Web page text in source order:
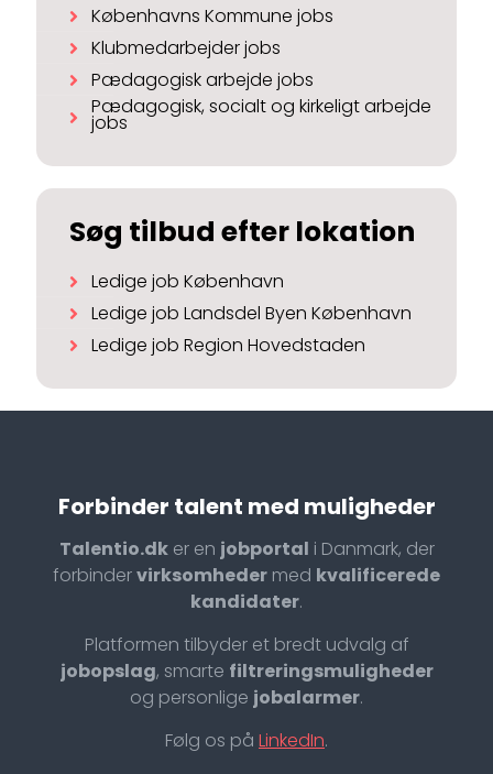
Københavns Kommune jobs
Klubmedarbejder jobs
Pædagogisk arbejde jobs
Pædagogisk, socialt og kirkeligt arbejde
jobs
Søg tilbud efter lokation
Ledige job København
Ledige job Landsdel Byen København
Ledige job Region Hovedstaden
Forbinder talent med muligheder
Talentio.dker en jobportal i Danmark, der
forbindervirksomheder med kvalificerede
kandidater.
Platformen tilbyder et bredt udvalg af
jobopslag, smarte filtreringsmuligheder
og personlige jobalarmer.
Følg os på LinkedIn.